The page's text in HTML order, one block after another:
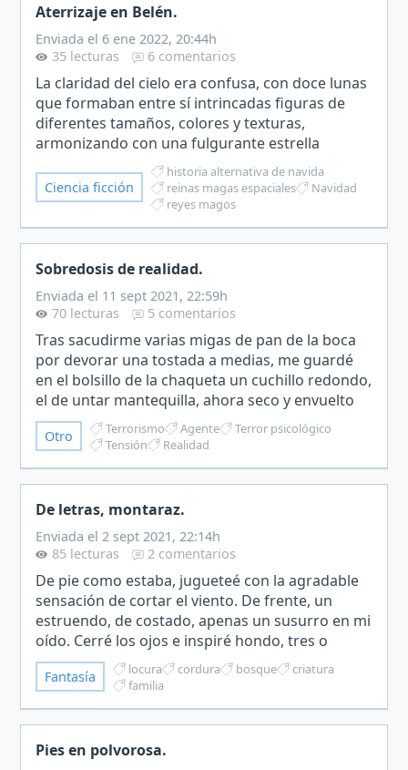
Aterrizaje en Belén.
Enviada el 6 ene 2022, 20:44h
35 lecturas
6 comentarios
La claridad del cielo era confusa, con doce lunas
que formaban entre sí intrincadas figuras de
diferentes tamaños, colores y texturas,
armonizando con una fulgurante estrella
central.Gasreil, a diferencia de su hermana,
estaba absorta con aqu…
Ciencia ficción
historia alternativa de navida
reinas magas espaciales
Navidad
reyes magos
Sobredosis de realidad.
Enviada el 11 sept 2021, 22:59h
70 lecturas
5 comentarios
Tras sacudirme varias migas de pan de la boca
por devorar una tostada a medias, me guardé
en el bolsillo de la chaqueta un cuchillo redondo,
el de untar mantequilla, ahora seco y envuelto
en una servilleta de tela. Al llegar a la sala de
reun…
Otro Terrorismo Agente
Terror psicológico
Tensión
Realidad
De letras, montaraz.
Enviada el 2 sept 2021, 22:14h
85 lecturas
2 comentarios
De pie como estaba, jugueteé con la agradable
sensación de cortar el viento. De frente, un
estruendo, de costado, apenas un susurro en mi
oído. Cerré los ojos e inspiré hondo, tres o
cuatro veces. Nunca eran suficientes. Con las
manos temblan…
Fantasía locura cordura bosque
criatura
familia
Pies en polvorosa.